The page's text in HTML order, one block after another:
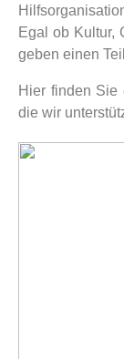
Egal ob Kultur,
geben einen
Hier finden Sie
die wir